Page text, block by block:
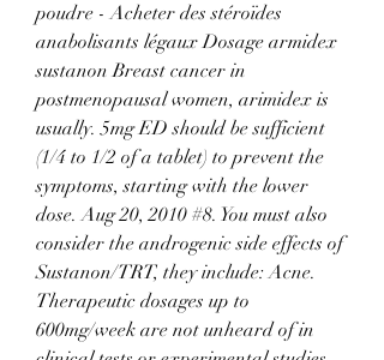
poudre - Acheter des stéroïdes
anabolisants légaux Dosage armidex
sustanon Breast cancer in
postmenopausal women, arimidex is
usually. 5mg ED should be sufficient
(1/4 to 1/2 of a tablet) to prevent the
symptoms, starting with the lower
dose. Aug 20, 2010 #8. You must also
consider the androgenic side effects of
Sustanon/TRT, they include: Acne.
Therapeutic dosages up to
600mg/week are not unheard of in